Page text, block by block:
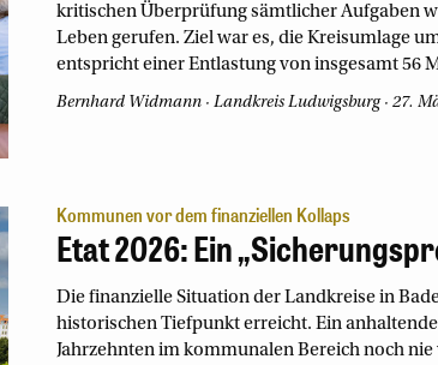
kritischen Überprüfung sämtlicher Aufgaben
Leben gerufen. Ziel war es, die Kreisumlage
entspricht einer Entlastung von insgesamt 56
Bernhard Widmann Landkreis Ludwigsburg 27.
Kommunen vor dem finanziellen Kollaps
Etat 2026: Ein
Die finanzielle Situation der Landkreise in
historischen Tiefpunkt erreicht. Ein
Jahrzehnten im kommunalen Bereich noch